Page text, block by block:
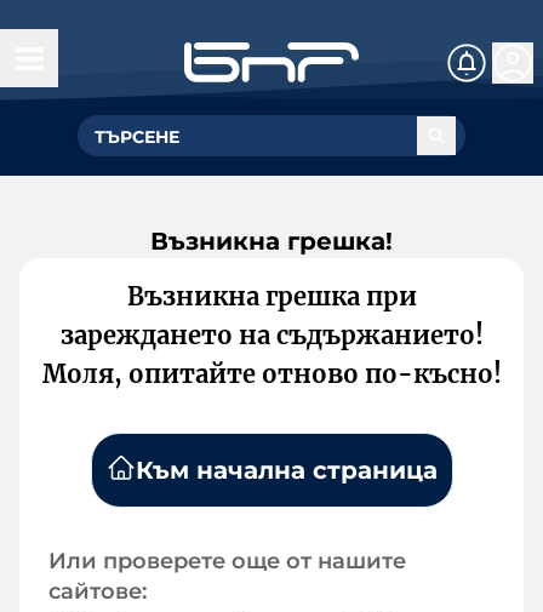
Възникна грешка!
Възникна грешка при
зареждането на съдържанието!
Моля, опитайте отново по-късно!
Към начална страница
Или проверете още от нашите
сайтове: